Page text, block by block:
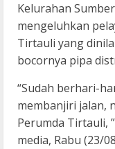
Kelurahan
mengeluhkan
Tirtauli yang
bocornya pipa
“Sudah berhari-
membanjiri jalan,
Perumda Tirtauli,
media, Rabu (23/